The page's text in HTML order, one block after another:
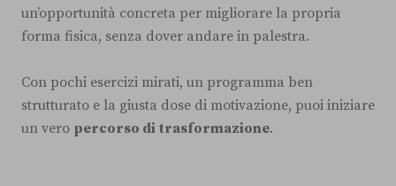
un’opportunità concreta per migliorare la propria
forma fisica, senza dover andare in palestra.
Con pochi esercizi mirati, un programma ben
strutturato e la giusta dose di motivazione, puoi iniziare
un vero percorso di trasformazione.